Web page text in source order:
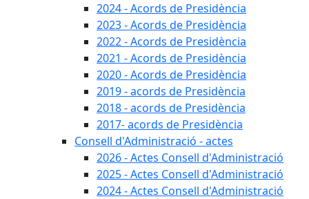
2024 - Acords de Presidència
2023 - Acords de Presidència
2022 - Acords de Presidència
2021 - Acords de Presidència
2020 - Acords de Presidència
2019 - acords de Presidència
2018 - acords de Presidència
2017- acords de Presidència
Consell d'Administració - actes
2026 - Actes Consell d'Administració
2025 - Actes Consell d'Administració
2024 - Actes Consell d'Administració